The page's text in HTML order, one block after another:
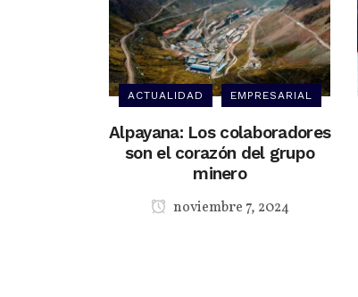
ACTUALIDAD EMPRESARIAL
Alpayana: Los colaboradores
son el corazón del grupo
minero
noviembre 7, 2024